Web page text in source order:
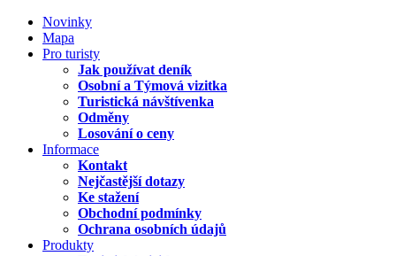
Novinky
Mapa
Pro turisty
Jak používat deník
Osobní a Týmová vizitka
Turistická návštívenka
Odměny
Losování o ceny
Informace
Kontakt
Nejčastější dotazy
Ke stažení
Obchodní podmínky
Ochrana osobních údajů
Produkty